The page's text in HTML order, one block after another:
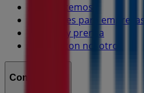
¿Qué hacemos?
Soluciones para empresas
Noticias y prensa
Trabaja con nosotros
Contáctanos